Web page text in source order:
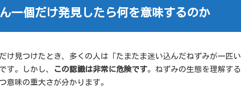
一個だけ発見したら何を意味するのか
け見つけたとき、多くの人は「たまたま迷い込んだねずみが一匹い
す。しかし、
この認識は非常に危険です。ねずみの生態を理解する
意味の重大さが分かります。